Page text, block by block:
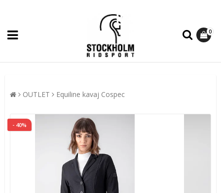
0
OUTLET Equiline kavaj Cospec
- 40%